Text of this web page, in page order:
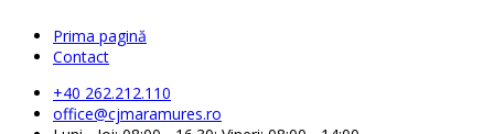
Prima pagină
Contact
+40 262.212.110
office@cjmaramures.ro